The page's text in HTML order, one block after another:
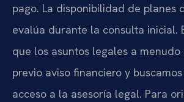
pago. La disponibilidad de planes
evalúa durante la consulta inicial.
que los asuntos legales a menudo
previo aviso financiero y
acceso a la asesoría legal. Para